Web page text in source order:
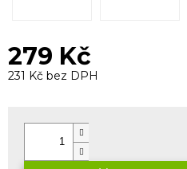
279 Kč
231 Kč bez DPH